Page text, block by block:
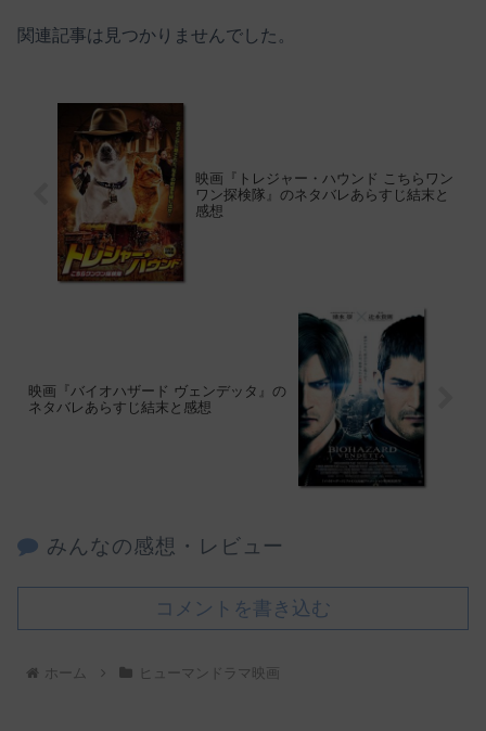
関連記事は見つかりませんでした。
映画『トレジャー・ハウンド こちらワン
ワン探検隊』のネタバレあらすじ結末と
感想
映画『バイオハザード ヴェンデッタ』の
ネタバレあらすじ結末と感想
みんなの感想・レビュー
コメントを書き込む
ホーム ヒューマンドラマ映画